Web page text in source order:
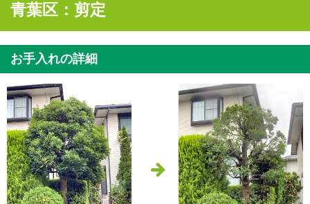
青葉区：剪定
お手入れの詳細